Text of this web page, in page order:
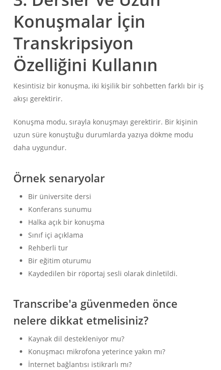
Konuşmalar İçin
Transkripsiyon
Özelliğini Kullanın
Kesintisiz bir konuşma, iki kişilik bir sohbetten farklı bir iş
akışı gerektirir.
Konuşma modu, sırayla konuşmayı gerektirir. Bir kişinin
uzun süre konuştuğu durumlarda yazıya dökme modu
daha uygundur.
Örnek senaryolar
Bir üniversite dersi
Konferans sunumu
Halka açık bir konuşma
Sınıf içi açıklama
Rehberli tur
Bir eğitim oturumu
Kaydedilen bir röportaj sesli olarak dinletildi.
Transcribe'a güvenmeden önce
nelere dikkat etmelisiniz?
Kaynak dil destekleniyor mu?
Konuşmacı mikrofona yeterince yakın mı?
İnternet bağlantısı istikrarlı mı?